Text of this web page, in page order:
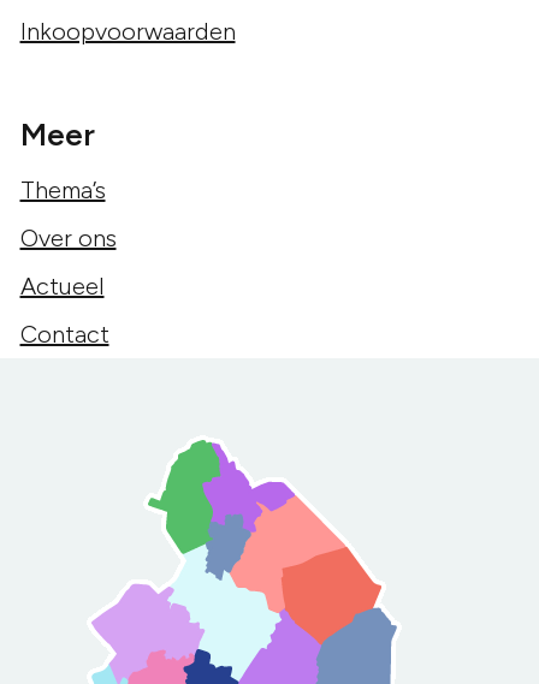
Inkoopvoorwaarden
Meer
Thema’s
Over ons
Actueel
Contact